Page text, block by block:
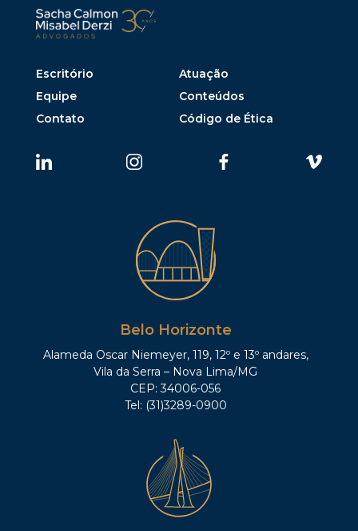
Escritório
Atuação
Equipe
Conteúdos
Contato
Código de Ética
Belo Horizonte
Alameda Oscar Niemeyer, 119, 12º e 13º andares,
Vila da Serra – Nova Lima/MG
CEP: 34006-056
Tel: (31)3289-0900